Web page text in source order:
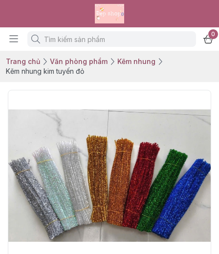
0
Trang chủ Văn phòng phẩm
Kẽm nhung
Kẽm nhung kim tuyến đỏ